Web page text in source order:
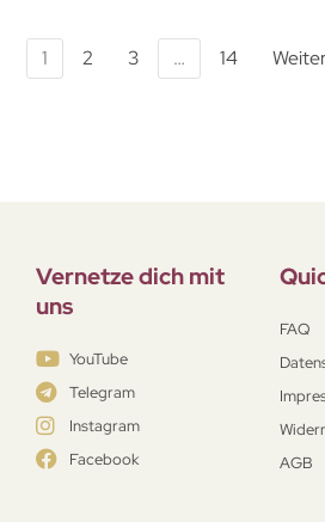
1 2 3 … 14
Vernetze dich mit
uns
YouTube
Telegram
Instagram
Facebook
FAQ
AGB